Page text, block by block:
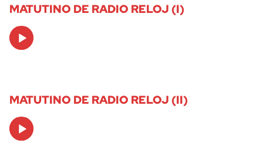
MATUTINO DE RADIO RELOJ (I)
Audio
Player
MATUTINO DE RADIO RELOJ (II)
Audio
Player